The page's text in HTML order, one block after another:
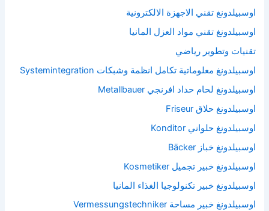
اوسبيلدونغ تقني الاجهزة الالكترونية
اوسبيلدونغ تقني مواد العزل المانيا
تقنيات وتطوير رياضي
اوسبيلدونغ معلوماتية تكامل انظمة وشبكات Systemintegration
اوسبيلدونغ لحام حداد افرنجي Metallbauer
اوسبيلدونغ حلاق Friseur
اوسبيلدونغ حلواني Konditor
اوسبيلدونغ خباز Bäcker
اوسبيلدونغ خبير تجميل Kosmetiker
اوسبيلدونغ خبير تكنولوجيا الغذاء المانيا
اوسبيلدونغ خبير مساحة Vermessungstechniker